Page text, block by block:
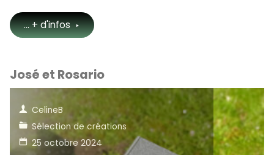
... + d'infos
"Un
?"
José et Rosario
CelineB
Sélection de créations
25 octobre 2024